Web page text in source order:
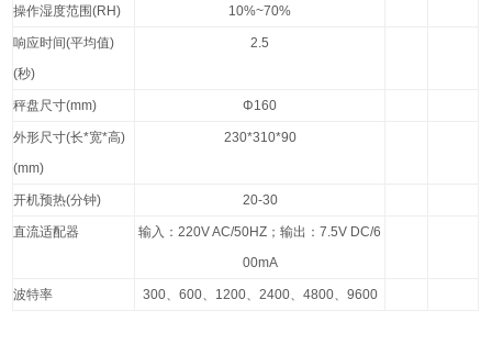
操作湿度范围(RH) 10%~70%
响应时间(平均值)
(秒)
2.5
秤盘尺寸(mm) Φ160
外形尺寸(长*宽*高)
(mm)
230*310*90
开机预热(分钟) 20-30
直流适配器 输入：220V AC/50HZ ；输出：7.5V DC/6
00mA
波特率 300、 600、 1200、 2400、 4800、 9600